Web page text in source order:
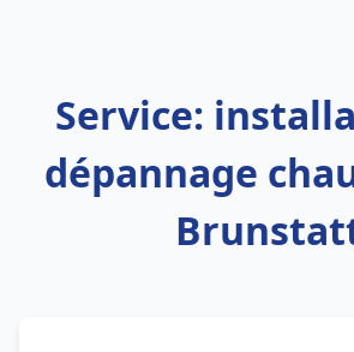
Service:
dépannage